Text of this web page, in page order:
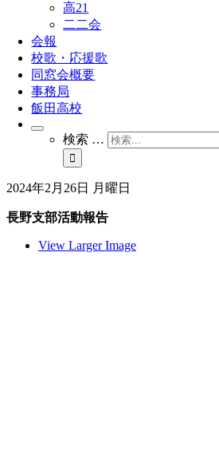
高21
二二会
会報
校歌・応援歌
同窓会概要
事務局
飯田高校
検索 …
2024年2月26日 月曜日
長野支部活動報告
View Larger Image